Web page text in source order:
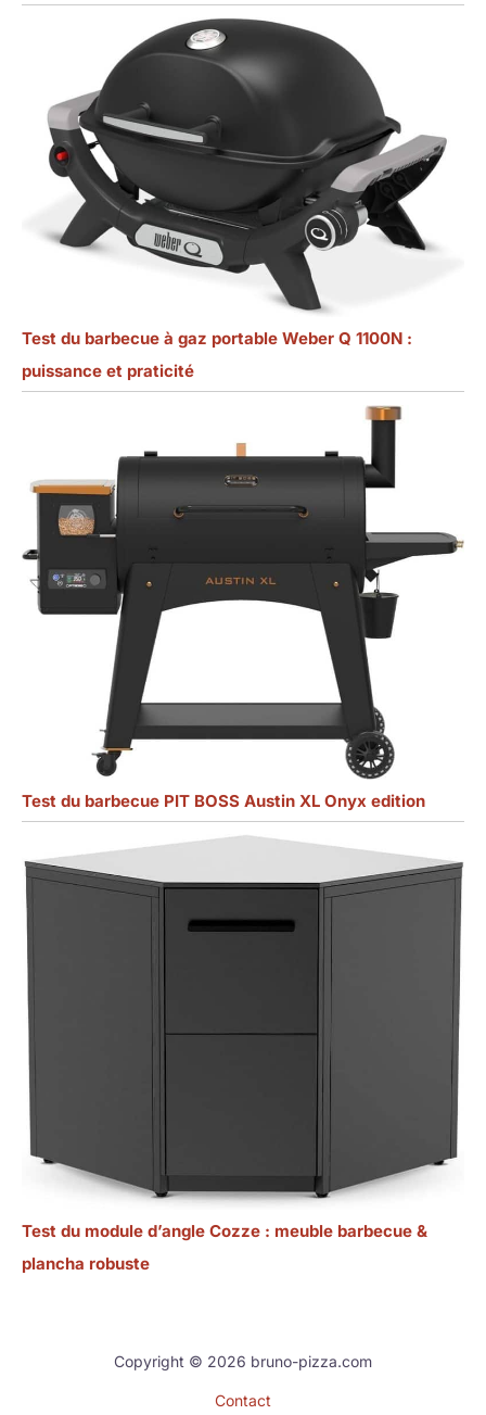
Test du barbecue à gaz portable Weber Q 1100N :
puissance et praticité
Test du barbecue PIT BOSS Austin XL Onyx edition
Test du module d’angle Cozze : meuble barbecue &
plancha robuste
Copyright © 2026 bruno-pizza.com
Contact